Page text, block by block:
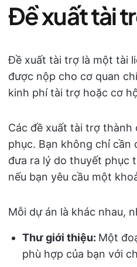
Đề xuất tài
Đề xuất tài trợ là một tài
được nộp cho cơ quan
kinh phí tài trợ hoặc cơ
Các đề xuất tài trợ
phục. Bạn không chỉ cần
đưa ra lý do thuyết phục
nếu bạn yêu cầu một
Mỗi dự án là khác nhau,
Thư giới thiệu: Một
phù hợp của bạn với